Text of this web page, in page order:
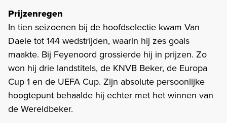
Prijzenregen
In tien seizoenen bij de hoofdselectie kwam Van
Daele tot 144 wedstrijden, waarin hij zes goals
maakte. Bij Feyenoord grossierde hij in prijzen. Zo
won hij drie landstitels, de KNVB Beker, de Europa
Cup 1 en de UEFA Cup. Zijn absolute persoonlijke
hoogtepunt behaalde hij echter met het winnen van
de Wereldbeker.